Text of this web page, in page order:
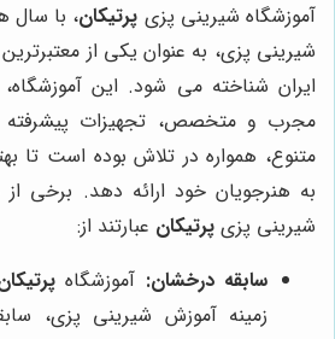
آموزشگاه شیرینی پزی پرتیکان، با سال
شیرینی پزی، به عنوان یکی از
ایران شناخته می شود. این آموزشگاه،
مجرب و متخصص، تجهیزات پیشرفته
متنوع، همواره در تلاش بوده است تا
به هنرجویان خود ارائه دهد. برخی از
شیرینی پزی پرتیکان عبارتند از:
سابقه درخشان: آموزشگاه
زمینه آموزش شیرینی پزی،